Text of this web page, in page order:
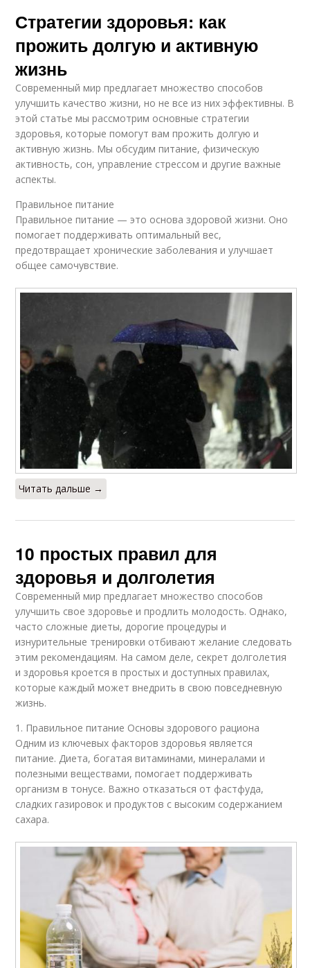
Стратегии здоровья: как
прожить долгую и активную
жизнь
Современный мир предлагает множество способов
улучшить качество жизни, но не все из них эффективны. В
этой статье мы рассмотрим основные стратегии
здоровья, которые помогут вам прожить долгую и
активную жизнь. Мы обсудим питание, физическую
активность, сон, управление стрессом и другие важные
аспекты.
Правильное питание
Правильное питание — это основа здоровой жизни. Оно
помогает поддерживать оптимальный вес,
предотвращает хронические заболевания и улучшает
общее самочувствие.
Читать дальше →
10 простых правил для
здоровья и долголетия
Современный мир предлагает множество способов
улучшить свое здоровье и продлить молодость. Однако,
часто сложные диеты, дорогие процедуры и
изнурительные тренировки отбивают желание следовать
этим рекомендациям. На самом деле, секрет долголетия
и здоровья кроется в простых и доступных правилах,
которые каждый может внедрить в свою повседневную
жизнь.
1. Правильное питание Основы здорового рациона
Одним из ключевых факторов здоровья является
питание. Диета, богатая витаминами, минералами и
полезными веществами, помогает поддерживать
организм в тонусе. Важно отказаться от фастфуда,
сладких газировок и продуктов с высоким содержанием
сахара.